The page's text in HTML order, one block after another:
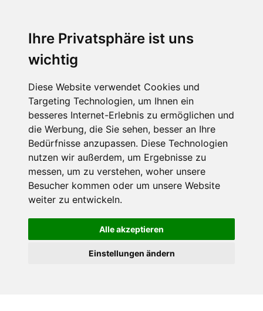
Ihre Privatsphäre ist uns
wichtig
Diese Website verwendet Cookies und
Targeting Technologien, um Ihnen ein
besseres Internet-Erlebnis zu ermöglichen und
die Werbung, die Sie sehen, besser an Ihre
Bedürfnisse anzupassen. Diese Technologien
nutzen wir außerdem, um Ergebnisse zu
messen, um zu verstehen, woher unsere
Besucher kommen oder um unsere Website
weiter zu entwickeln.
Alle akzeptieren
Einstellungen ändern